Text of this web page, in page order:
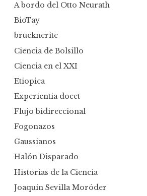
A bordo del Otto Neurath
BioTay
brucknerite
Ciencia de Bolsillo
Ciencia en el XXI
Etiopica
Experientia docet
Flujo bidireccional
Fogonazos
Gaussianos
Halón Disparado
Historias de la Ciencia
Joaquín Sevilla Moróder